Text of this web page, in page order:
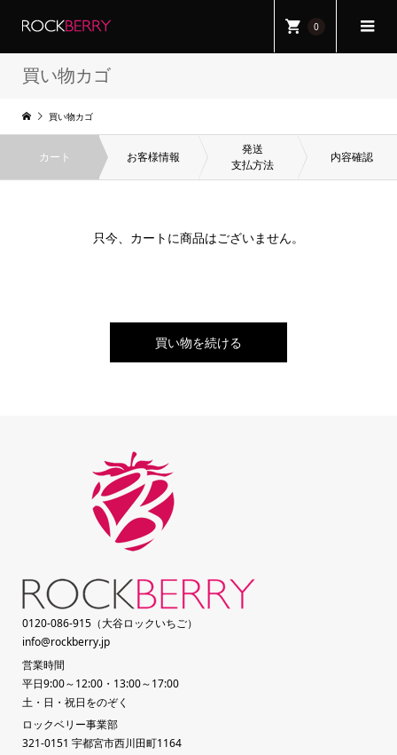
0
買い物カゴ
買い物カゴ
カート お客様情報
発送
支払方法
内容確認
只今、カートに商品はございません。
0120-086-915（大谷ロックいちご）
info@rockberry.jp
営業時間
平日9:00～12:00・13:00～17:00
土・日・祝日をのぞく
ロックベリー事業部
321-0151 宇都宮市西川田町1164